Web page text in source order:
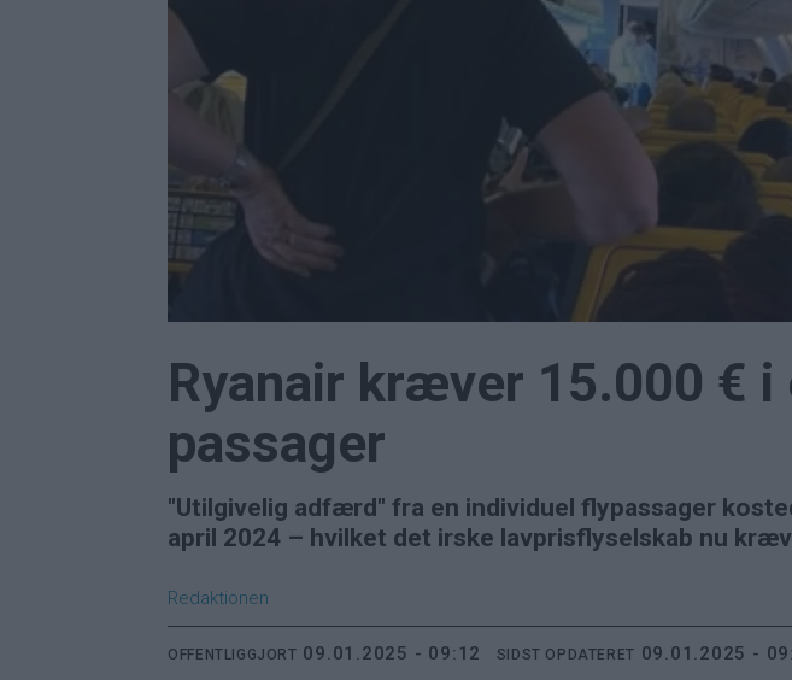
Ryanair kræver 15.000 €
passager
"Utilgivelig adfærd" fra en individuel flypassager
april 2024 – hvilket det irske lavprisflyselskab nu
Redaktionen
OFFENTLIGGJORT 09.01.2025 - 09:12 SIDST OPDATERET 09.01.2025 -